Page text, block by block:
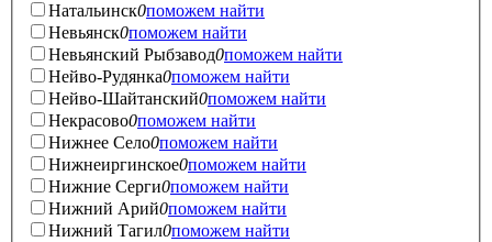
Натальинск0поможем найти
Невьянск0поможем найти
Невьянский Рыбзавод0поможем найти
Нейво-Рудянка0поможем найти
Нейво-Шайтанский0поможем найти
Некрасово0поможем найти
Нижнее Село0поможем найти
Нижнеиргинское0поможем найти
Нижние Серги0поможем найти
Нижний Арий0поможем найти
Нижний Тагил0поможем найти